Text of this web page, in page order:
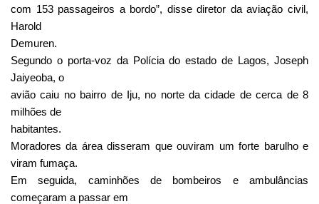
com 153 passageiros a bordo”, disse diretor da aviação civil,
Harold
Demuren.
Segundo o porta-voz da Polícia do estado de Lagos, Joseph
Jaiyeoba, o
avião caiu no bairro de Iju, no norte da cidade de cerca de 8
milhões de
habitantes.
Moradores da área disseram que ouviram um forte barulho e
viram fumaça.
Em seguida, caminhões de bombeiros e ambulâncias
começaram a passar em